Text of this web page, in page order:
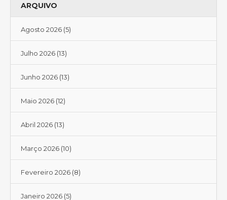
ARQUIVO
Agosto 2026 (5)
Julho 2026 (13)
Junho 2026 (13)
Maio 2026 (12)
Abril 2026 (13)
Março 2026 (10)
Fevereiro 2026 (8)
Janeiro 2026 (5)